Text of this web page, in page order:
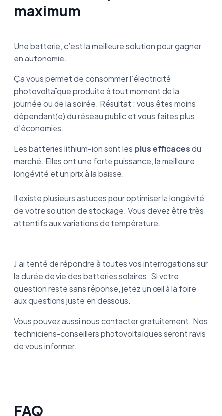
maximum
Une batterie, c’est la meilleure solution pour gagner
en autonomie.
Ça vous permet de consommer l’électricité
photovoltaïque produite à tout moment de la
journée ou de la soirée. Résultat : vous êtes moins
dépendant(e) du réseau public et vous faites plus
d’économies.
Les batteries lithium-ion sont les plus efficacesdu
marché. Elles ont une forte puissance, la meilleure
longévité et un prix à la baisse.
Il existe plusieurs astuces pour optimiser la longévité
de votre solution de stockage. Vous devez être très
attentifs aux variations de température.
J’ai tenté de répondre à toutes vos interrogations sur
la durée de vie des batteries solaires. Si votre
question reste sans réponse, jetez un œil à la foire
aux questions juste en dessous.
Vous pouvez aussi nous contacter gratuitement. Nos
techniciens-conseillers photovoltaïques seront ravis
de vous informer.
FAQ